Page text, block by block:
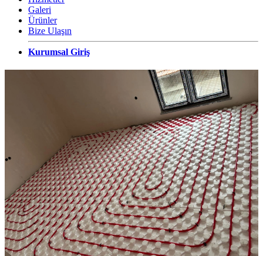
Galeri
Ürünler
Bize Ulaşın
Kurumsal Giriş